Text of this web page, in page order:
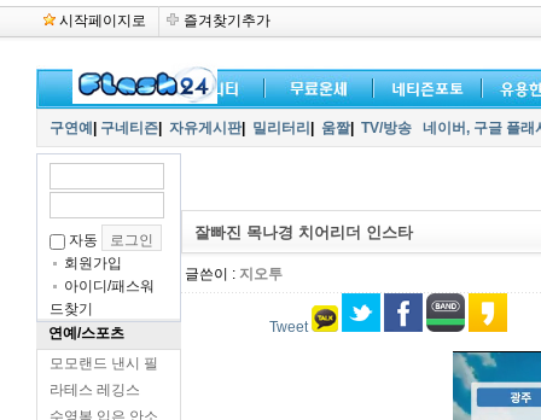
시작페이지로 즐겨찾기추가
구연예 구네티즌 자유게시판| 밀리터리 움짤| TV/방송 네이버, 구글 플
자동
회원가입
아이디/패스워
드찾기
연예/스포츠
모모랜드 낸시 필
라테스 레깅스
수영복 입은 안소
잘빠진 목나경 치어리더 인스타
글쓴이 : 지오투
Tweet